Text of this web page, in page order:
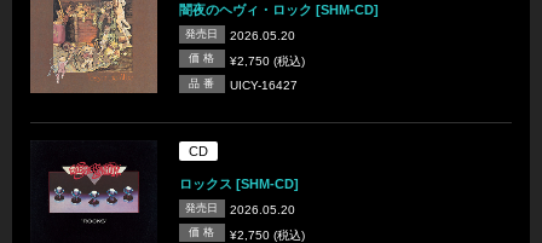
闇夜のヘヴィ・ロック [SHM-CD]
発売日 2026.05.20
価 格 ¥2,750 (税込)
品 番 UICY-16427
CD
ロックス [SHM-CD]
発売日 2026.05.20
価 格 ¥2,750 (税込)